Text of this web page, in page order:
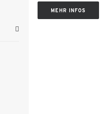
MEHR INFOS